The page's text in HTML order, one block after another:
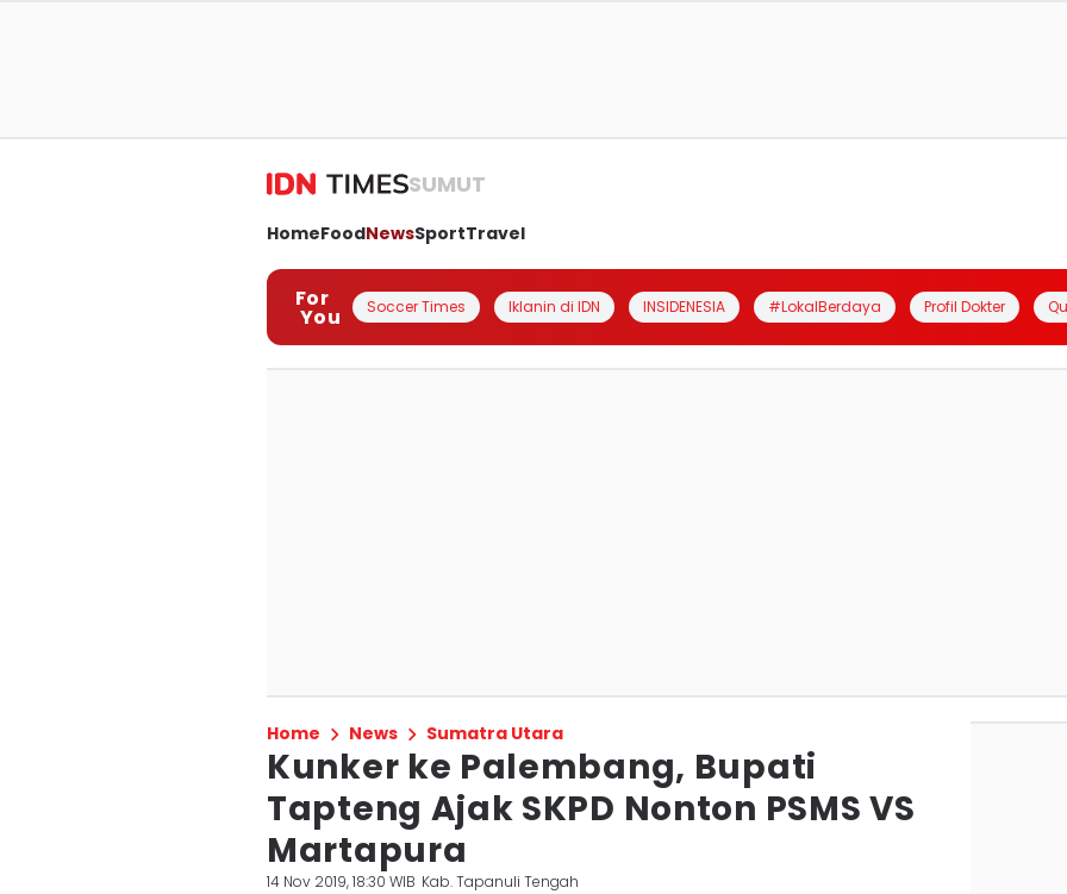
SUMUT
HomeFoodNewsSportTravel
For
You Soccer Times Iklanin di IDN INSIDENESIA #LokalBerdaya Profil Dokter
Home News Sumatra Utara
Kunker ke Palembang, Bupati
Tapteng Ajak SKPD Nonton PSMS VS
Martapura
14 Nov 2019, 18:30 WIB Kab. Tapanuli Tengah